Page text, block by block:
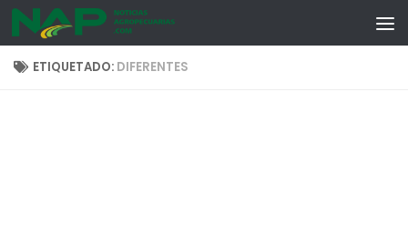
Skip to content
ETIQUETADO: DIFERENTES